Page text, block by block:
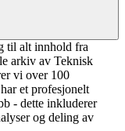
til alt innhold fra
arkiv av Teknisk
vi over 100
et profesjonelt
- dette inkluderer
og deling av